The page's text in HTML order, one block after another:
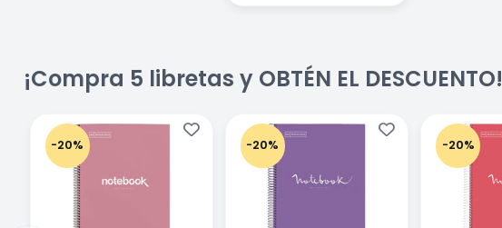
¡Compra 5 libretas y OBTÉN EL DESCUENTO!
-20% -20% -20%